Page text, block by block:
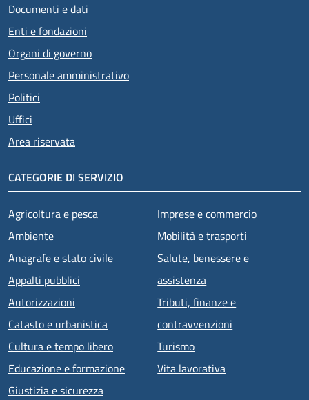
Documenti e dati
Enti e fondazioni
Organi di governo
Personale amministrativo
Politici
Uffici
Area riservata
CATEGORIE DI SERVIZIO
Agricoltura e pesca
Ambiente
Anagrafe e stato civile
Appalti pubblici
Autorizzazioni
Catasto e urbanistica
Cultura e tempo libero
Educazione e formazione
Giustizia e sicurezza
Imprese e commercio
Mobilità e trasporti
Salute, benessere e
assistenza
Tributi, finanze e
contravvenzioni
Turismo
Vita lavorativa